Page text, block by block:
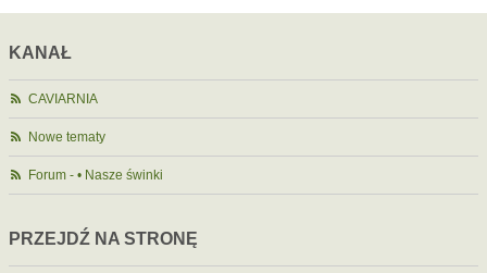
KANAŁ
CAVIARNIA
Nowe tematy
Forum - • Nasze świnki
PRZEJDŹ NA STRONĘ